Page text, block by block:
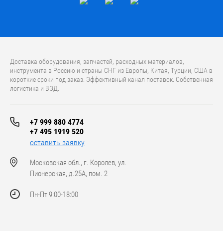
Доставка оборудования, запчастей, расходных материалов,
инструмента в Россию и страны СНГ из Европы, Китая, Турции, США в
короткие сроки под заказ. Эффективный канал поставок. Собственная
логистика и ВЭД.
+7 999 880 4774
+7 495 1919 520
оставить заявку
Московская обл., г. Королев, ул.
Пионерская, д.25А, пом. 2
Пн-Пт 9:00-18:00